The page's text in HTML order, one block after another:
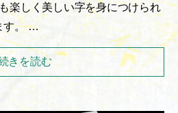
楽しく美しい字を身につけられ
す。 …
きを読む